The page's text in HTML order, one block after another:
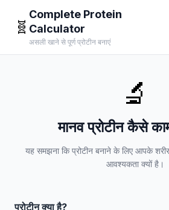
🧬
Complete Protein
Calculator
असली खाने से पूर्ण प्रोटीन बनाएं
🔬
मानव प्रोटीन कैसे
यह समझना कि प्रोटीन बनाने के लिए आपके
आवश्यकता क्यों है।
प्रोटीन क्या है?